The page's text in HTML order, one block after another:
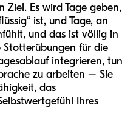
Ziel. Es wird Tage geben,
ist, und Tage, an
und das ist völlig in
Stotterübungen für die
integrieren, tun
zu arbeiten – Sie
das
Ihres